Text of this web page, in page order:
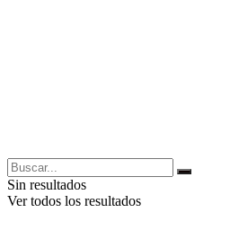
Sin resultados
Ver todos los resultados